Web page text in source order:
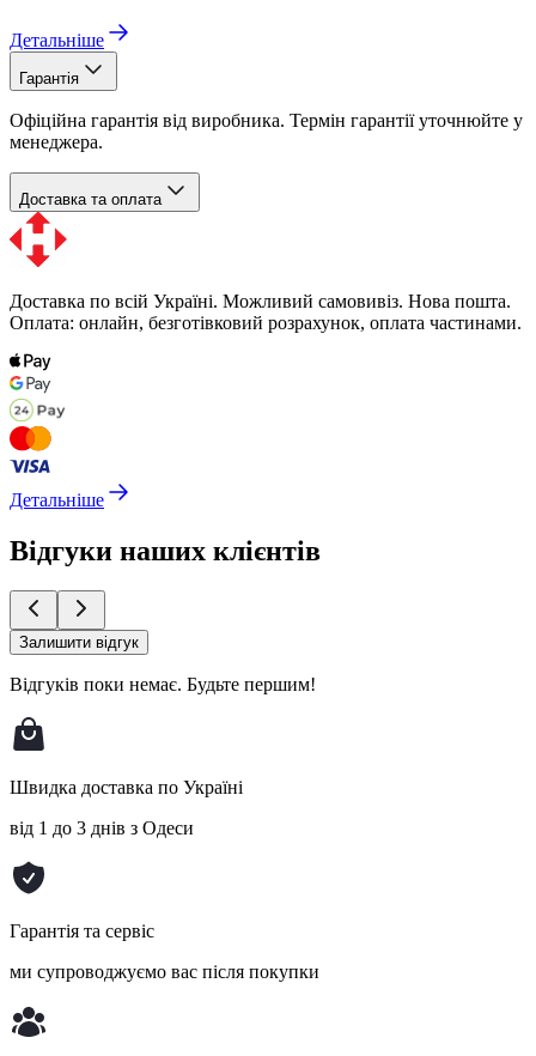
Детальніше
Гарантія
Офіційна гарантія від виробника. Термін гарантії уточнюйте у
менеджера.
Доставка та оплата
Доставка по всій Україні. Можливий самовивіз. Нова пошта.
Оплата: онлайн, безготівковий розрахунок, оплата частинами.
Детальніше
Відгуки наших клієнтів
Залишити відгук
Відгуків поки немає. Будьте першим!
Швидка доставка по Україні
від 1 до 3 днів з Одеси
Гарантія та сервіс
ми супроводжуємо вас після покупки